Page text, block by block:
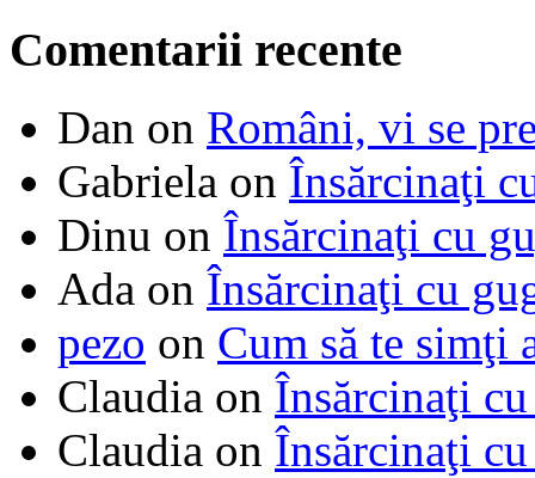
Comentarii recente
Dan on Români, vi se
Gabriela on Însărcinaţi
Dinu on Însărcinaţi cu
Ada on Însărcinaţi cu
pezo on Cum să te simţi
Claudia on Însărcinaţi
Claudia on Însărcinaţi